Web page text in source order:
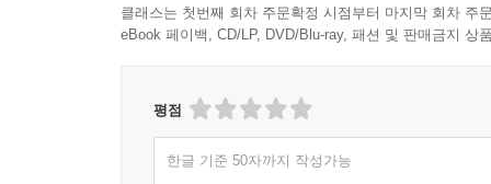
클래스는 첫번째 회차 주문확정 시점부터 마지막 회차 주
eBook 페이백, CD/LP, DVD/Blu-ray, 패션 및 판매금지 상
평점
한글 기준 50자까지 작성가능